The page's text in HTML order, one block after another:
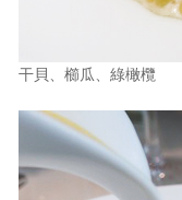
干貝、櫛瓜、綠橄欖